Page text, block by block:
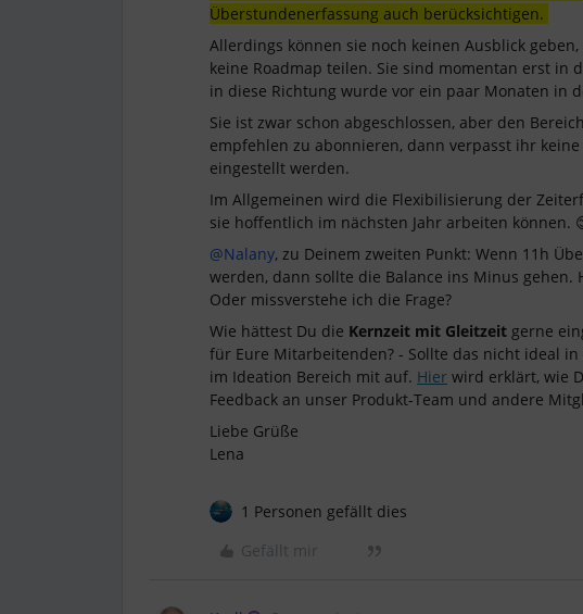
Überstundenerfassung auch berücksichtigen.
Allerdings können sie noch keinen Ausblick
keine Roadmap teilen. Sie sind momentan erst in
in diese Richtung wurde vor ein paar Monaten in
Sie ist zwar schon abgeschlossen, aber den Bereich
empfehlen zu abonnieren, dann verpasst ihr
eingestellt werden.
Im Allgemeinen wird die Flexibilisierung der
sie hoffentlich im nächsten Jahr arbeiten können.
@Nalany, zu Deinem zweiten Punkt: Wenn 11h
werden, dann sollte die Balance ins Minus gehen.
Oder missverstehe ich die Frage?
Wie hättest Du die Kernzeit mit Gleitzeit gerne
für Eure Mitarbeitenden? - Sollte das nicht ideal
im Ideation Bereich mit auf. Hier wird erklärt, wie
Feedback an unser Produkt-Team und andere
Liebe Grüße
Lena
1 Personen gefällt dies
Gefällt mir